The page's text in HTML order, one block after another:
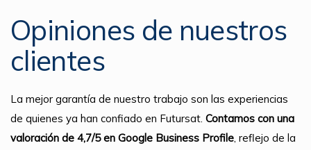
Opiniones de nuestros
clientes
La mejor garantía de nuestro trabajo son las experiencias
de quienes ya han confiado en Futursat. Contamos con una
valoración de 4,7/5 en Google Business Profile, reflejo de la